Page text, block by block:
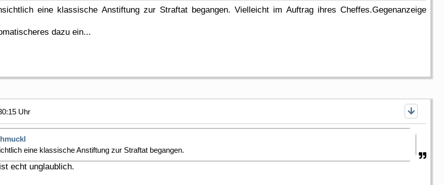
eine klassische Anstiftung zur Straftat begangen. Vielleicht im Auftrag ihres Cheffes.Gegenanzeige
dazu ein...
Uhr
eine klassische Anstiftung zur Straftat begangen.
echt unglaublich.